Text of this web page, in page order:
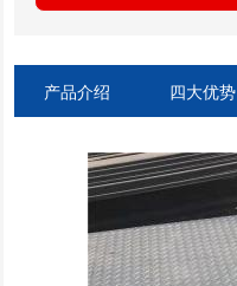
产品介绍 四大优势